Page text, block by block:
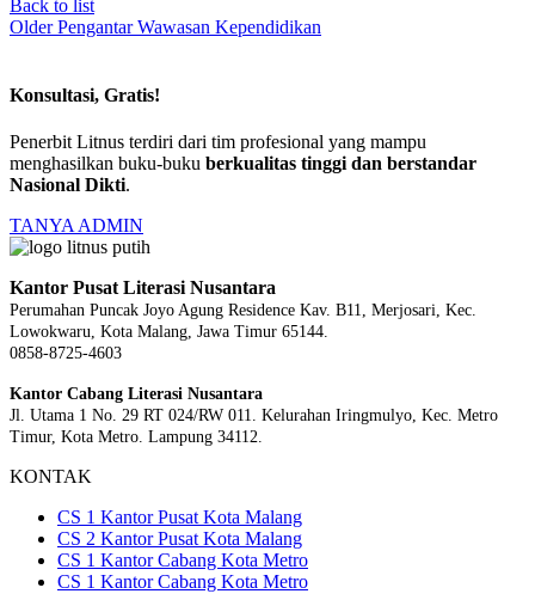
Back to list
Older Pengantar Wawasan Kependidikan
Konsultasi, Gratis!
Penerbit Litnus terdiri dari tim profesional yang mampu
menghasilkan buku-buku berkualitas tinggi dan berstandar
Nasional Dikti.
TANYA ADMIN
Kantor Pusat Literasi Nusantara
Perumahan Puncak Joyo Agung Residence Kav. B11, Merjosari, Kec.
Lowokwaru, Kota Malang, Jawa Timur 65144.
0858-8725-4603
Kantor Cabang Literasi Nusantara
Jl. Utama 1 No. 29 RT 024/RW 011. Kelurahan Iringmulyo, Kec. Metro
Timur, Kota Metro. Lampung 34112.
KONTAK
CS 1 Kantor Pusat Kota Malang
CS 2 Kantor Pusat Kota Malang
CS 1 Kantor Cabang Kota Metro
CS 1 Kantor Cabang Kota Metro